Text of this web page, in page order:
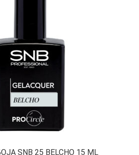
SNB 25 BELCHO 15 ML